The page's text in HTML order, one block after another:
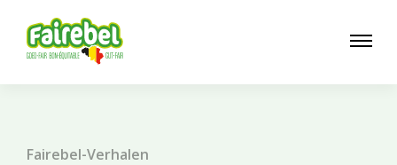
Fairebel-Verhalen